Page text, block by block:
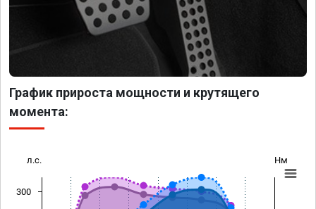
График прироста мощности и крутящего
момента:
л.с. Нм
300